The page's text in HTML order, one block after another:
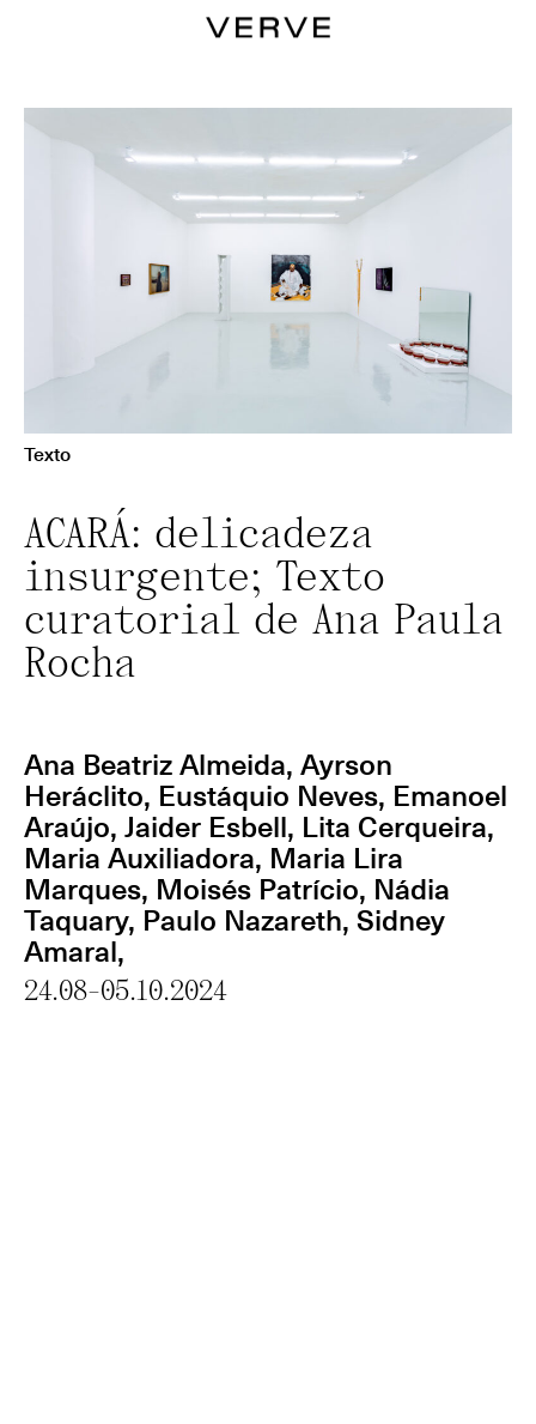
Texto
ACARÁ: delicadeza
insurgente; Texto
curatorial de Ana Paula
Rocha
Ana Beatriz Almeida, Ayrson
Heráclito, Eustáquio Neves, Emanoel
Araújo, Jaider Esbell, Lita Cerqueira,
Maria Auxiliadora, Maria Lira
Marques, Moisés Patrício, Nádia
Taquary, Paulo Nazareth, Sidney
Amaral,
24.08-05.10.2024